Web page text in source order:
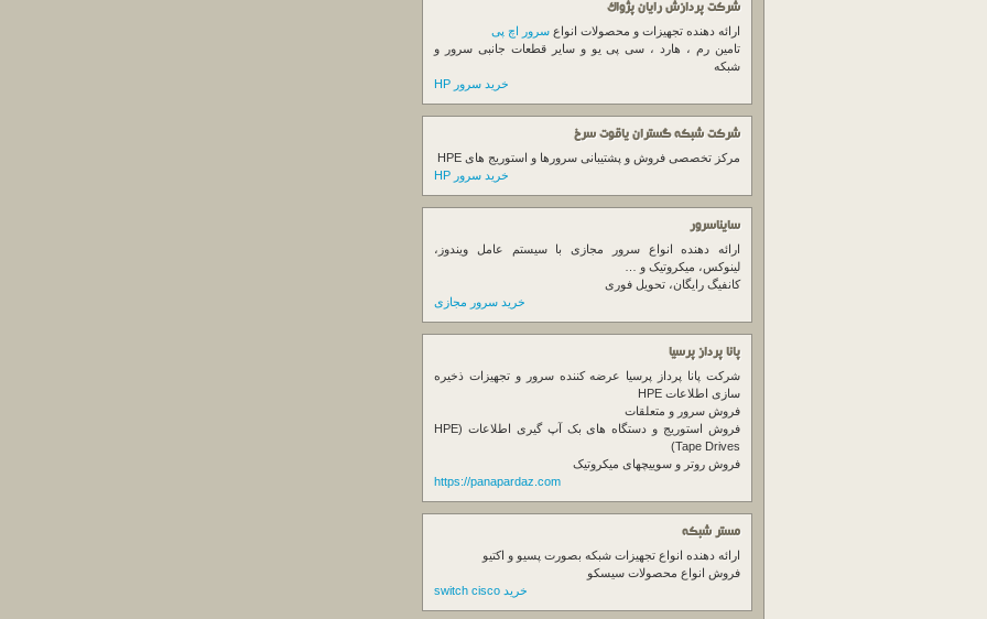
شرکت پردازش رایان پژواک
ارائه دهنده تجهیزات و محصولات انواع سرور اچ پی
تامین رم ، هارد ، سی پی یو و سایر قطعات جانبی سرور و
شبکه
خرید سرور HP
شرکت شبکه گستران یاقوت سرخ
مرکز تخصصی فروش و پشتیبانی سرورها و استوریج های HPE
خرید سرور HP
سایناسرور
ارائه دهنده انواع سرور مجازی با سیستم عامل ویندوز،
لینوکس، میکروتیک و …
کانفیگ رایگان، تحویل فوری
خرید سرور مجازی
پانا پرداز پرسیا
شرکت پانا پرداز پرسیا عرضه کننده سرور و تجهیزات ذخیره
سازی اطلاعات HPE
فروش سرور و متعلقات
فروش استوریج و دستگاه های بک آپ گیری اطلاعات (HPE
Tape Drives)
فروش روتر و سوییچهای میکروتیک
https://panapardaz.com
مستر شبکه
ارائه دهنده انواع تجهیزات شبکه بصورت پسیو و اکتیو
فروش انواع محصولات سیسکو
خرید switch cisco